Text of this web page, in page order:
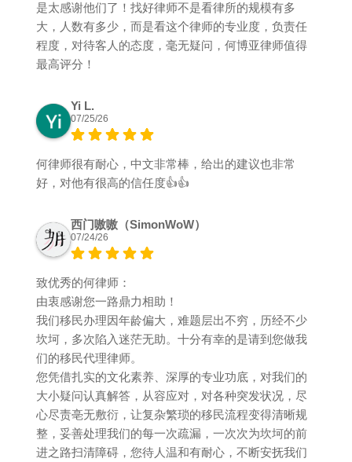
是太感谢他们了！找好律师不是看律所的规模有多
大，人数有多少，而是看这个律师的专业度，负责任
程度，对待客人的态度，毫无疑问，何博亚律师值得
最高评分！
Yi L.
07/25/26
何律师很有耐心，中文非常棒，给出的建议也非常
好，对他有很高的信任度👍👍
西门嗷嗷（SimonWoW）
07/24/26
致优秀的何律师：
由衷感谢您一路鼎力相助！
我们移民办理因年龄偏大，难题层出不穷，历经不少
坎坷，多次陷入迷茫无助。十分有幸的是请到您做我
们的移民代理律师。
您凭借扎实的文化素养、深厚的专业功底，对我们的
大小疑问认真解答，从容应对，对各种突发状况，尽
心尽责亳无敷衍，让复杂繁琐的移民流程变得清晰规
整，妥善处理我们的每一次疏漏，一次次为坎坷的前
进之路扫清障碍，您待人温和有耐心，不断安抚我们